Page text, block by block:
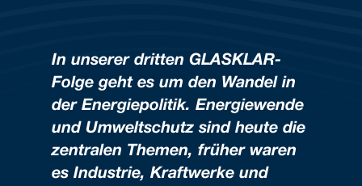
In unserer dritten GLASKLAR-
Folge geht es um den Wandel in
der Energiepolitik. Energiewende
und Umweltschutz sind heute die
zentralen Themen, früher waren
es Industrie, Kraftwerke und